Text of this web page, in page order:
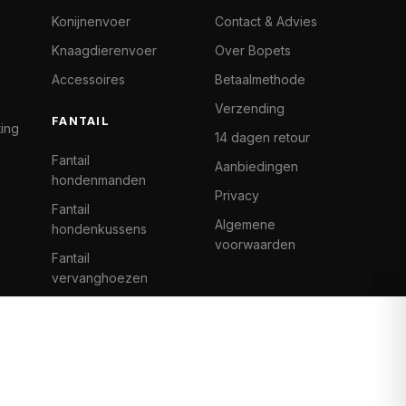
Konijnenvoer
Knaagdierenvoer
Accessoires
FANTAIL
Fantail
hondenmanden
Fantail
hondenkussens
Fantail
vervanghoezen
Contact & Advies
Over Bopets
Betaalmethode
Verzending
14 dagen retour
Aanbiedingen
Privacy
Algemene
voorwaarden